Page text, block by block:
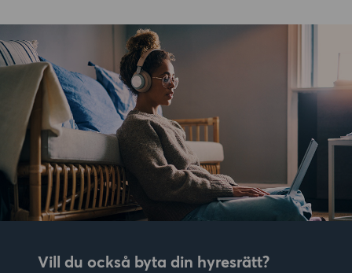
Vill du också byta din hyresrätt?